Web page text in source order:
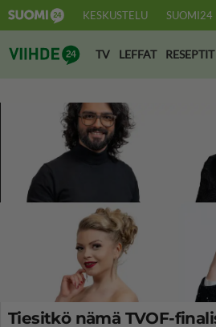
KESKUSTELU SUOMI24
Suomi24 Viihde
TV LEFFAT RESEPTIT
Tiesitkö nämä TVOF-